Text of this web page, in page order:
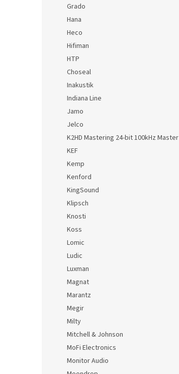
Grado
Hana
Heco
Hifiman
HTP
Choseal
Inakustik
Indiana Line
Jamo
Jelco
K2HD Mastering 24-bit 100kHz Master
KEF
Kemp
Kenford
KingSound
Klipsch
Knosti
Koss
Lomic
Ludic
Luxman
Magnat
Marantz
Megir
Milty
Mitchell & Johnson
MoFi Electronics
Monitor Audio